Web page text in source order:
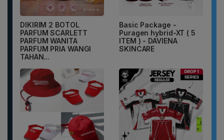
DIKIRIM 2 BOTOL
PARFUM SCARLETT
PARFUM WANITA
PARFUM PRIA WANGI
TAHAN...
Basic Package -
Puragen hybrid-XT ( 5
ITEM ) - DAVIENA
SKINCARE